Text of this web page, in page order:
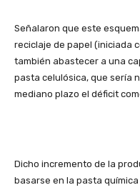
Señalaron que este
reciclaje de papel (iniciada
también abastecer a una
pasta celulósica, que sería
mediano plazo el déficit
Dicho incremento de la
basarse en la pasta